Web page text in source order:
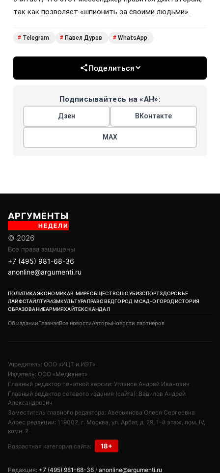
так как позволяет «шпионить за своими людьми».
# Telegram # Павел Дуров # WhatsApp
Поделиться
Подписывайтесь на «АН»:
Дзен ВКонтакте
МАХ
АРГУМЕНТЫ
НЕДЕЛИ
© 2026
Все права защищены
+7 (495) 981-68-36
anonline@argumenti.ru
ПОЛИТИКАЭКОНОМИКАВ МИРЕОБЩЕСТВОШОУБИЗСПОРТЗДОРОВЬЕ
ЛАЙФСТАЙЛТУРИЗМКУЛЬТУРАПРАВОВЕДГОРОД МСАД-ОГОРОДИСТОРИЯ
ОБРАЗОВАНИЕАРМИЯХАЙТЕКСКАНДАЛ
Об изданииГлавнаяВсе новостиАвторыНовости партнеров
Учредитель: ООО «ИЦТ и ИЭТ»
Издатель: ООО «Медианет»
Главный редактор печатной версии: Угланов Андрей Иванович
Главный редактор сетевого издания (сайта): Вавилов Андрей
Александрович
Заместитель главного редактора: Аверьянова Олеся Сергеевна
Адрес редакции: 119002, г. Москва, ул. Арбат, д. 29, 1-й этаж, пом. IV,
комн. 2
Возрастная категория сайта: 18+
Редакция: +7 (495) 981-68-36 / anonline@argumenti.ru